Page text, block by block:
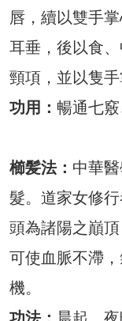
唇，續以雙手
耳垂，後以食
頸項，並以隻手
功用： 暢通七
櫛髪法： 中華
髮。道家女修
頭為諸陽之巔
可使血脈不滯
機。